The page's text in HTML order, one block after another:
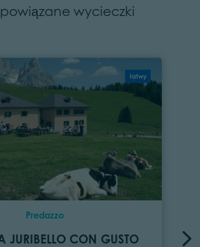
wycieczki
łatwy
Predazzo
JURIBELLO CON GUSTO